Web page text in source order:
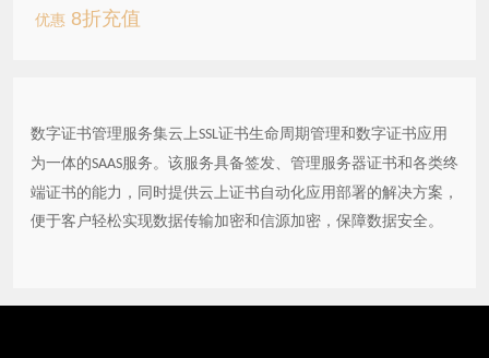
优惠 8折充值
数字证书管理服务集云上SSL证书生命周期管理和数字证书应用
为一体的SAAS服务。该服务具备签发、管理服务器证书和各类终
端证书的能力，同时提供云上证书自动化应用部署的解决方案，
便于客户轻松实现数据传输加密和信源加密，保障数据安全。